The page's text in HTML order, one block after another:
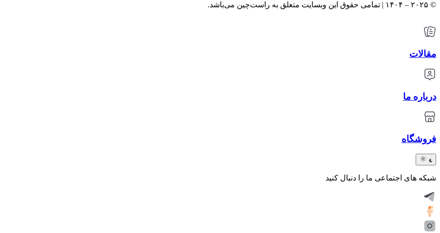
© ۲۰۲۵ – ۱۴۰۴ | تمامی حقوق این وبسایت متعلق به راست‌چین می‌باشد.
مقالات
درباره ما
فروشگاه
شبکه های اجتماعی ما را دنبال کنید